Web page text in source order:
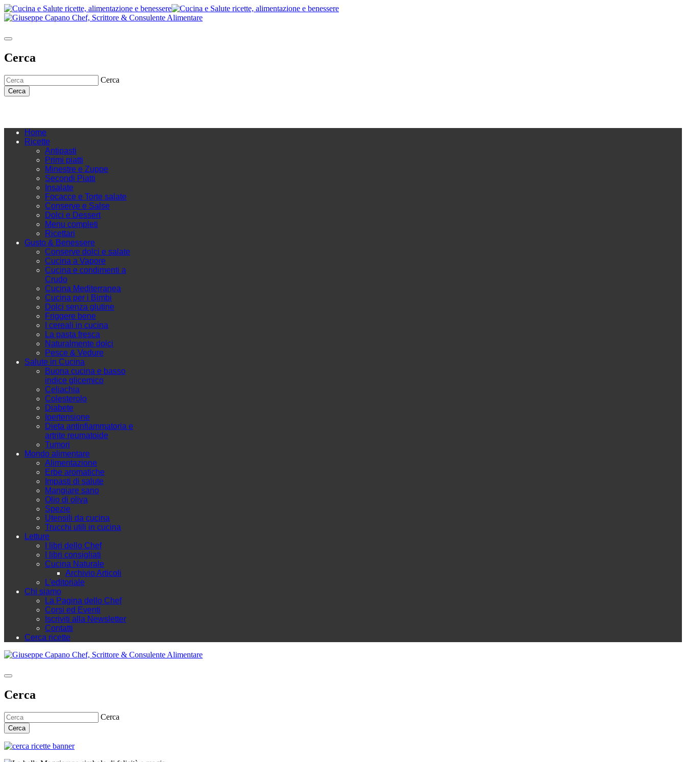
Cerca
Cerca
Cerca
Home
Ricette
Antipasti
Primi piatti
Minestre e Zuppe
Secondi Piatti
Insalate
Focacce e Torte salate
Conserve e Salse
Dolci e Dessert
Menu completi
Ricettari
Gusto & Benessere
Conserve dolci e salate
Cucina a Vapore
Cucina e condimenti a
Crudo
Cucina Mediterranea
Cucina per i Bimbi
Dolci senza glutine
Friggere bene
I cereali in cucina
La pasta fresca
Naturalmente dolci
Pesce & Vedure
Salute in Cucina
Buona cucina e basso
indice glicemico
Celiachia
Colesterolo
Diabete
Ipertensione
Dieta antinfiammatoria e
artrite reumatoide
Tumori
Mondo alimentare
Alimentazione
Erbe aromatiche
Impasti di salute
Mangiare sano
Olio di oliva
Spezie
Utensili da cucina
Trucchi utili in cucina
Letture
I libri dello Chef
I libri consigliati
Cucina Naturale
Archivio Articoli
L'editoriale
Chi siamo
La Pagina dello Chef
Corsi ed Eventi
Iscriviti alla Newsletter
Contatti
Cerca ricette
Cerca
Cerca
Cerca